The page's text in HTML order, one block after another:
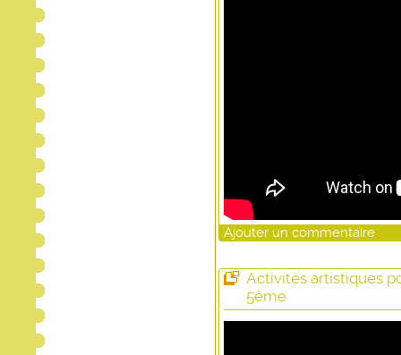
Ajouter un commentaire
Activités artistiques
5ème